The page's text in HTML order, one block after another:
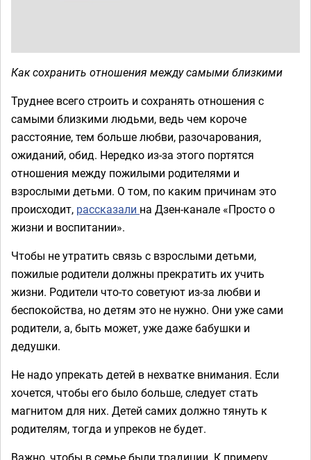
Как сохранить отношения между самыми близкими
Труднее всего строить и сохранять отношения с
самыми близкими людьми, ведь чем короче
расстояние, тем больше любви, разочарования,
ожиданий, обид. Нередко из-за этого портятся
отношения между пожилыми родителями и
взрослыми детьми. О том, по каким причинам это
происходит, рассказали на Дзен-канале «Просто о
жизни и воспитании».
Чтобы не утратить связь с взрослыми детьми,
пожилые родители должны прекратить их учить
жизни. Родители что-то советуют из-за любви и
беспокойства, но детям это не нужно. Они уже сами
родители, а, быть может, уже даже бабушки и
дедушки.
Не надо упрекать детей в нехватке внимания. Если
хочется, чтобы его было больше, следует стать
магнитом для них. Детей самих должно тянуть к
родителям, тогда и упреков не будет.